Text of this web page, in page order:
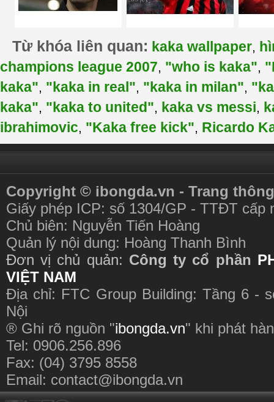
Từ khóa liên quan: kaka wallpaper,
champions league 2007, "who is kaka",
kaka", "kaka in real", "kaka in milan",
kaka", "kaka to united", kaka vs messi,
ibrahimovic, "Kaka free kick", Ricardo
Copyright © ibongda.vn - Trang
Giấy phép ICP: số 1304/GP - TTĐT cấp
Chủ biên: Nguyễn Tiến Hoàng
Quản lý nội dung: Hoàng Thanh Bình
Đơn vị chủ quản: Công ty cổ phần
VIỆT NAM
Địa chỉ: FTC Group Building: Tầng 6 -
Nội
® Ghi rõ nguồn "ibongda.vn" khi phát
Tel: 0906.256.896
Fax: (04) 3795 8558
Email: contact@ibongda.vn